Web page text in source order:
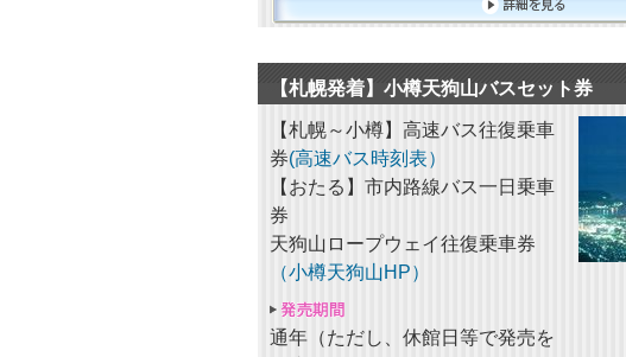
【札幌発着】小樽天狗山バスセット券
【札幌～小樽】高速バス往復乗車
券(高速バス時刻表）
【おたる】市内路線バス一日乗車
券
天狗山ロープウェイ往復乗車券
（小樽天狗山HP）
通年（ただし、休館日等で発売を